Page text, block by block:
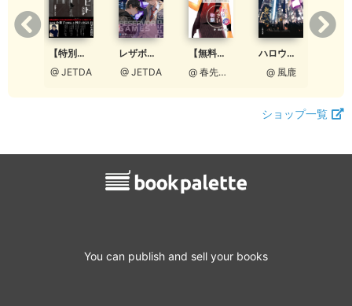
【特別ダイジェスト】ゲンバビト 改訂版
@ JETDA
レザボア・ゲーム ダイジェスト版
@ JETDA
【無料版】明皓めでた物語 参 鉄火の名匠
@ 春先ひなた
ハロウィンの探し物はジャック・オー・ランタンへ
@ 風鹿
ショップ一覧
You can publish and sell your books